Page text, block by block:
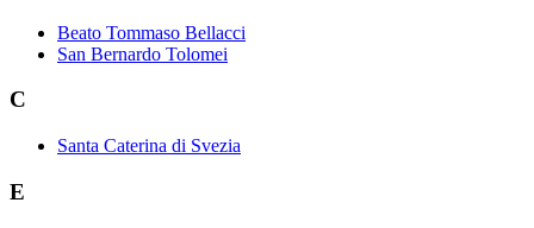
Beato Tommaso Bellacci
San Bernardo Tolomei
C
Santa Caterina di Svezia
E